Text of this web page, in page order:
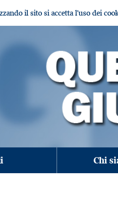
il sito si accetta l'uso dei
Chi